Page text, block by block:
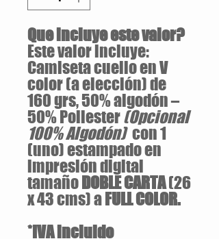
Que incluye este valor?
Este valor incluye:
Camiseta cuello en V
color (a elección) de
160 grs, 50% algodón –
50% Poliester(Opcional
100% Algodón)con 1
(uno) estampado en
impresión digital
tamaño DOBLE CARTA(26
x 43 cms) a FULL COLOR.
*IVA incluido